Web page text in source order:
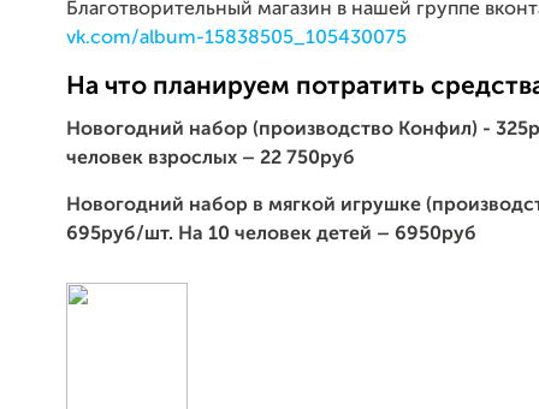
Благотворительный магазин в нашей группе
vk.com/album-15838505_105430075
На что планируем потратить
Новогодний набор (производство Конфил) -
человек взрослых – 22 750руб
Новогодний набор в мягкой игрушке
695руб/шт. На 10 человек детей – 6950руб